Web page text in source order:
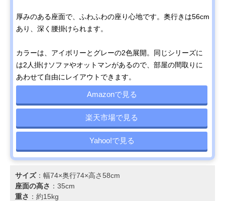
厚みのある座面で、ふわふわの座り心地です。奥行きは56cm
あり、深く腰掛けられます。
カラーは、アイボリーとグレーの2色展開。同じシリーズに
は2人掛けソファやオットマンがあるので、部屋の間取りに
あわせて自由にレイアウトできます。
Amazonで見る
楽天市場で見る
Yahoo!で見る
サイズ：幅74×奥行74×高さ58cm
座面の高さ ：35cm
重さ ：約15kg